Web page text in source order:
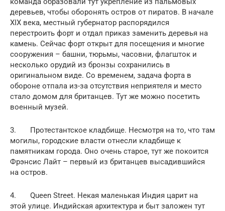
деревьев, чтобы оборонять остров от пиратов. В начале
XIX века, местный губернатор распорядился
перестроить форт и отдал приказ заменить деревья на
камень. Сейчас форт открыт для посещения и многие
сооружения – башни, тюрьмы, часовни, флагшток и
несколько орудий из бронзы сохранились в
оригинальном виде. Со временем, задача форта в
обороне отпала из-за отсутствия неприятеля и место
стало домом для британцев. Тут же можно посетить
военный музей.
3. Протестантское кладбище. Несмотря на то, что там
могилы, городские власти отнесли кладбище к
памятникам города. Оно очень старое, тут же покоится
Фрэнсис Лайт – первый из британцев высадившийся
на остров.
4. Queen Street. Некая маленькая Индия царит на
этой улице. Индийская архитектура и быт заложен тут